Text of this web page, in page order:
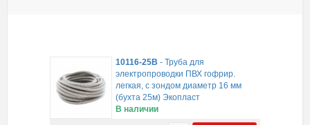
10116-25B -Труба для
электропроводки ПВХ гофрир.
легкая, с зондом диаметр 16 мм
(бухта 25м) Экопласт
В наличии